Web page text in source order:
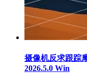
摄像机反求跟踪
2026.5.0 Win